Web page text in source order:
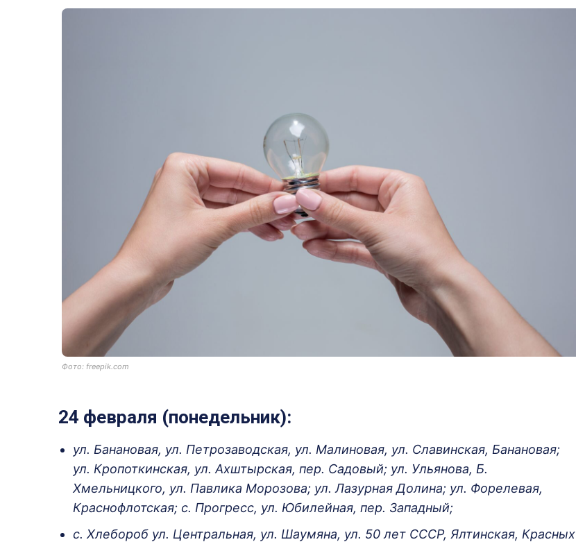
Фото: freepik.com
24 февраля (понедельник):
ул. Банановая, ул. Петрозаводская, ул. Малиновая, ул. Славинская, Банановая;
ул. Кропоткинская, ул. Ахштырская, пер. Садовый; ул. Ульянова, Б.
Хмельницкого, ул. Павлика Морозова; ул. Лазурная Долина; ул. Форелевая,
Краснофлотская; с. Прогресс, ул. Юбилейная, пер. Западный;
с. Хлебороб ул. Центральная, ул. Шаумяна, ул. 50 лет СССР, Ялтинская, Красных